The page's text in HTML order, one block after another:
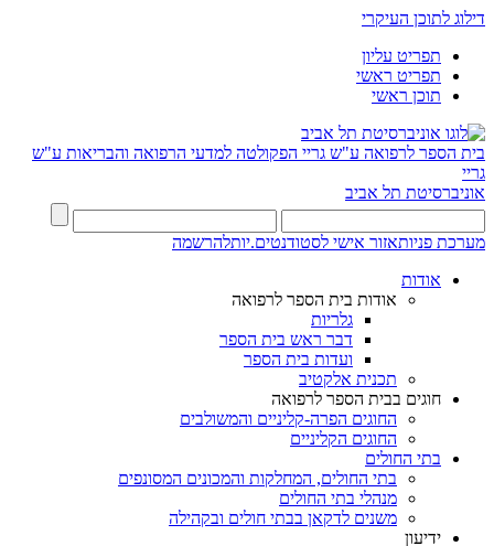
דילוג לתוכן העיקרי
תפריט עליון
תפריט ראשי
תוכן ראשי
בית הספר לרפואה ע"ש גריי הפקולטה למדעי הרפואה והבריאות ע"ש
גריי
אוניברסיטת תל אביב
מערכת פניותאזור אישי לסטודנטים.יותלהרשמה
אודות
אודות בית הספר לרפואה
גלריות
דבר ראש בית הספר
ועדות בית הספר
תכנית אלקטיב
חוגים בבית הספר לרפואה
החוגים הפרה-קליניים והמשולבים
החוגים הקליניים
בתי החולים
בתי החולים, המחלקות והמכונים המסונפים
מנהלי בתי החולים
משנים לדקאן בבתי חולים ובקהילה
ידיעון